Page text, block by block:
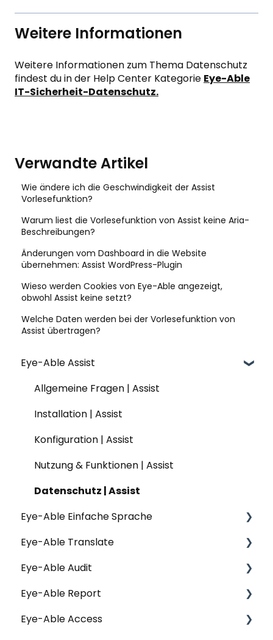
Weitere Informationen
Weitere Informationen zum Thema Datenschutz
findest du in der Help Center Kategorie Eye-Able
IT-Sicherheit-Datenschutz.
Verwandte Artikel
Wie ändere ich die Geschwindigkeit der Assist
Vorlesefunktion?
Warum liest die Vorlesefunktion von Assist keine Aria-
Beschreibungen?
Änderungen vom Dashboard in die Website
übernehmen: Assist WordPress-Plugin
Wieso werden Cookies von Eye-Able angezeigt,
obwohl Assist keine setzt?
Welche Daten werden bei der Vorlesefunktion von
Assist übertragen?
Eye-Able Assist
Allgemeine Fragen | Assist
Installation | Assist
Konfiguration | Assist
Nutzung & Funktionen | Assist
Datenschutz | Assist
Eye-Able Einfache Sprache
Allgemeine Fragen | Einfache Sprache
Installation | Einfache Sprache
Nutzung & Funktionen | Einfache Sprache
Website-Modul | Einfache Sprache
Eye-Able Translate
Allgemeine Fragen | Translate
Website-Modul | Translate
Installation | Translate
Eye-Able Audit
Allgemeine Fragen | Audit
Installation | Audit
Eye-Able Report
Allgemeine Fragen | Report
Eye-Able Access